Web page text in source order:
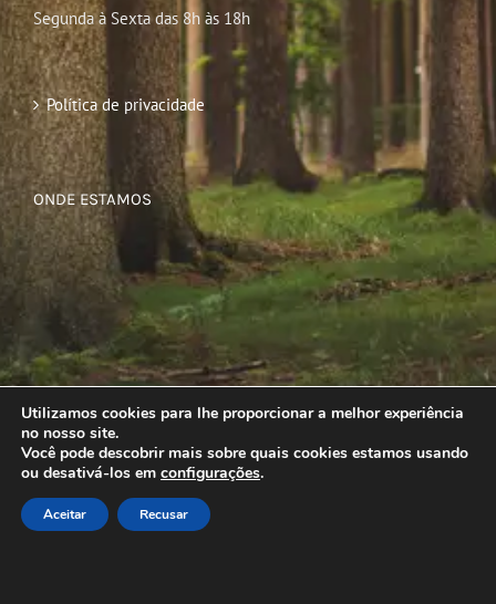
Segunda à Sexta das 8h às 18h
Política de privacidade
ONDE ESTAMOS
Utilizamos cookies para lhe proporcionar a melhor experiência
no nosso site.
Você pode descobrir mais sobre quais cookies estamos usando
ou desativá-los em configurações.
Aceitar Recusar